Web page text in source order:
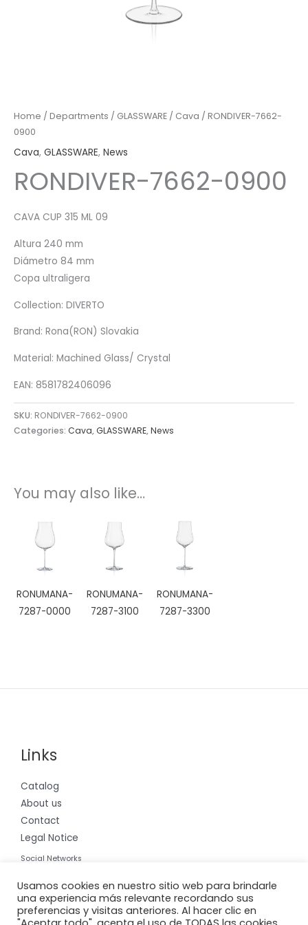
Home / Departments / GLASSWARE / Cava / RONDIVER-7662-
0900
Cava, GLASSWARE, News
RONDIVER-7662-0900
CAVA CUP 315 ML 09
Altura 240 mm
Diámetro 84 mm
Copa ultraligera
Collection: DIVERTO
Brand: Rona(RON) Slovakia
Material: Machined Glass/ Crystal
EAN: 8581782406096
SKU: RONDIVER-7662-0900
Categories: Cava,GLASSWARE,News
You may also like…
RONUMANA-
7287-0000
RONUMANA-
7287-3100
RONUMANA-
7287-3300
Links
Catalog
About us
Contact
Legal Notice
Social Networks
Usamos cookies en nuestro sitio web para brindarle
una experiencia más relevante recordando sus
preferencias y visitas anteriores. Al hacer clic en